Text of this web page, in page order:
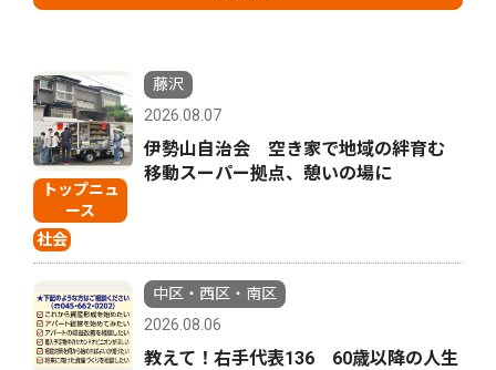
トップニュ
ース
社会
藤沢
2026.08.07
伊勢山自治会 空き家で地域の絆育む
移動スーパー拠点、憩いの場に
中区・西区・南区
2026.08.06
教えて！右手代表136 60歳以降の人生